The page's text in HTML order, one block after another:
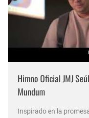
Himno Oficial JMJ
Mundum
Inspirado en la